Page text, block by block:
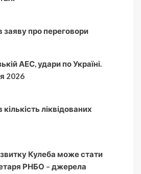
заяву про переговори
АЕС, удари по Україні.
2026
ліквідованих
Кулеба може стати
РНБО – джерела